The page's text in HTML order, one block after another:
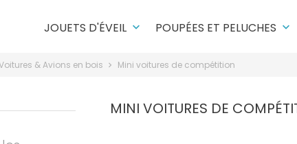
JOUETS D'ÉVEIL keyboard_arrow_down POUPÉES ET PELUCHES keyboard_arrow_down
& Avions en bois Mini voitures de compétition
MINI VOITURES DE